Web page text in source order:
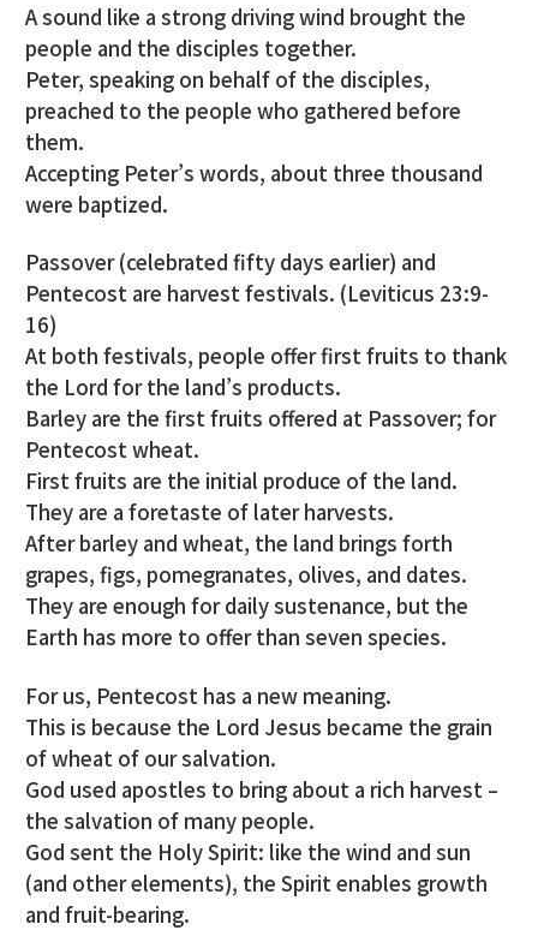
A sound like a strong driving wind brought the
people and the disciples together.
Peter, speaking on behalf of the disciples,
preached to the people who gathered before
them.
Accepting Peter’s words, about three thousand
were baptized.
Passover (celebrated fifty days earlier) and
Pentecost are harvest festivals. (Leviticus 23:9-
16)
At both festivals, people offer first fruits to thank
the Lord for the land’s products.
Barley are the first fruits offered at Passover; for
Pentecost wheat.
First fruits are the initial produce of the land.
They are a foretaste of later harvests.
After barley and wheat, the land brings forth
grapes, figs, pomegranates, olives, and dates.
They are enough for daily sustenance, but the
Earth has more to offer than seven species.
For us, Pentecost has a new meaning.
This is because the Lord Jesus became the grain
of wheat of our salvation.
God used apostles to bring about a rich harvest –
the salvation of many people.
God sent the Holy Spirit: like the wind and sun
(and other elements), the Spirit enables growth
and fruit-bearing.